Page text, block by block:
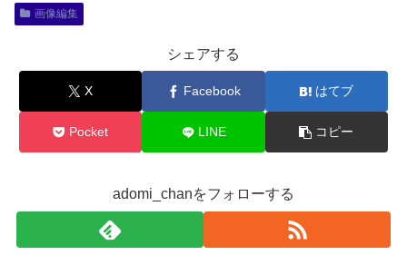
画像編集
シェアする
X Facebook はてブ
Pocket LINE コピー
adomi_chanをフォローする